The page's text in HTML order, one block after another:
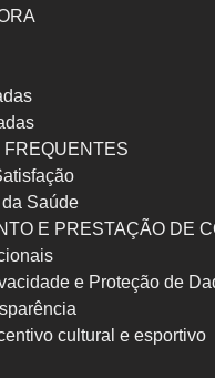
FREQUENTES
Saúde
E PRESTAÇÃO DE
e Proteção de
cultural e esportivo